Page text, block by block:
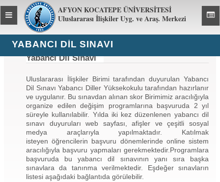
AFYON KOCATEPE ÜNİVERSİTESİ
Uluslararası İlişkiler Uyg. ve Araş. Merkezi
Toggle
global
navigation
YABANCI DIL SINAVI
Yabancı Dil Sınavı
Uluslararası İlişkiler Birimi tarafından duyurulan Yabancı
Dil Sınavı Yabancı Diller Yüksekokulu tarafından hazırlanır
ve uygulanır. Bu sınavdan alınan skor Birimimiz aracılığıyla
organize edilen değişim programlarına başvuruda 2 yıl
süreyle kullanılabilir. Yılda iki kez düzenlenen yabancı dil
sınavı duyuruları web sayfası, afişler ve çeşitli sosyal
medya araçlarıyla yapılmaktadır. Katılmak
isteyen öğrencilerin başvuru dönemlerinde online sistem
aracılığıyla başvuru yapmaları gerekmektedir.Programlara
başvuruda bu yabancı dil sınavının yanı sıra başka
sınavlara da tanınma verilmektedir. Eşdeğer sınavların
listesi aşağıdaki bağlantıda görülebilir.